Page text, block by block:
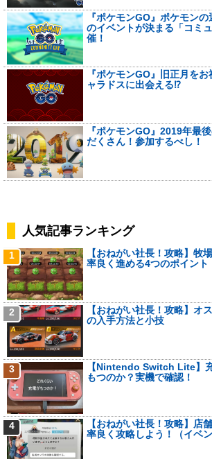
『ポケモンGO』ポケモン
のイベントが決まる「コミ
催！
『ポケモンGO』旧正月を
ャラドスに出会える⁉
『ポケモンGO』2019年最
だくさん！参加するべし！
人気記事ランキング
1
【おねがい社長！攻略】牧
率良く進める4つのポイント
2
【おねがい社長！攻略】オ
の入手方法と小技
3
【Nintendo Switch Lite】
もつのか？実機で確認！
4
【おねがい社長！攻略】店
率良く攻略しよう！（イベン